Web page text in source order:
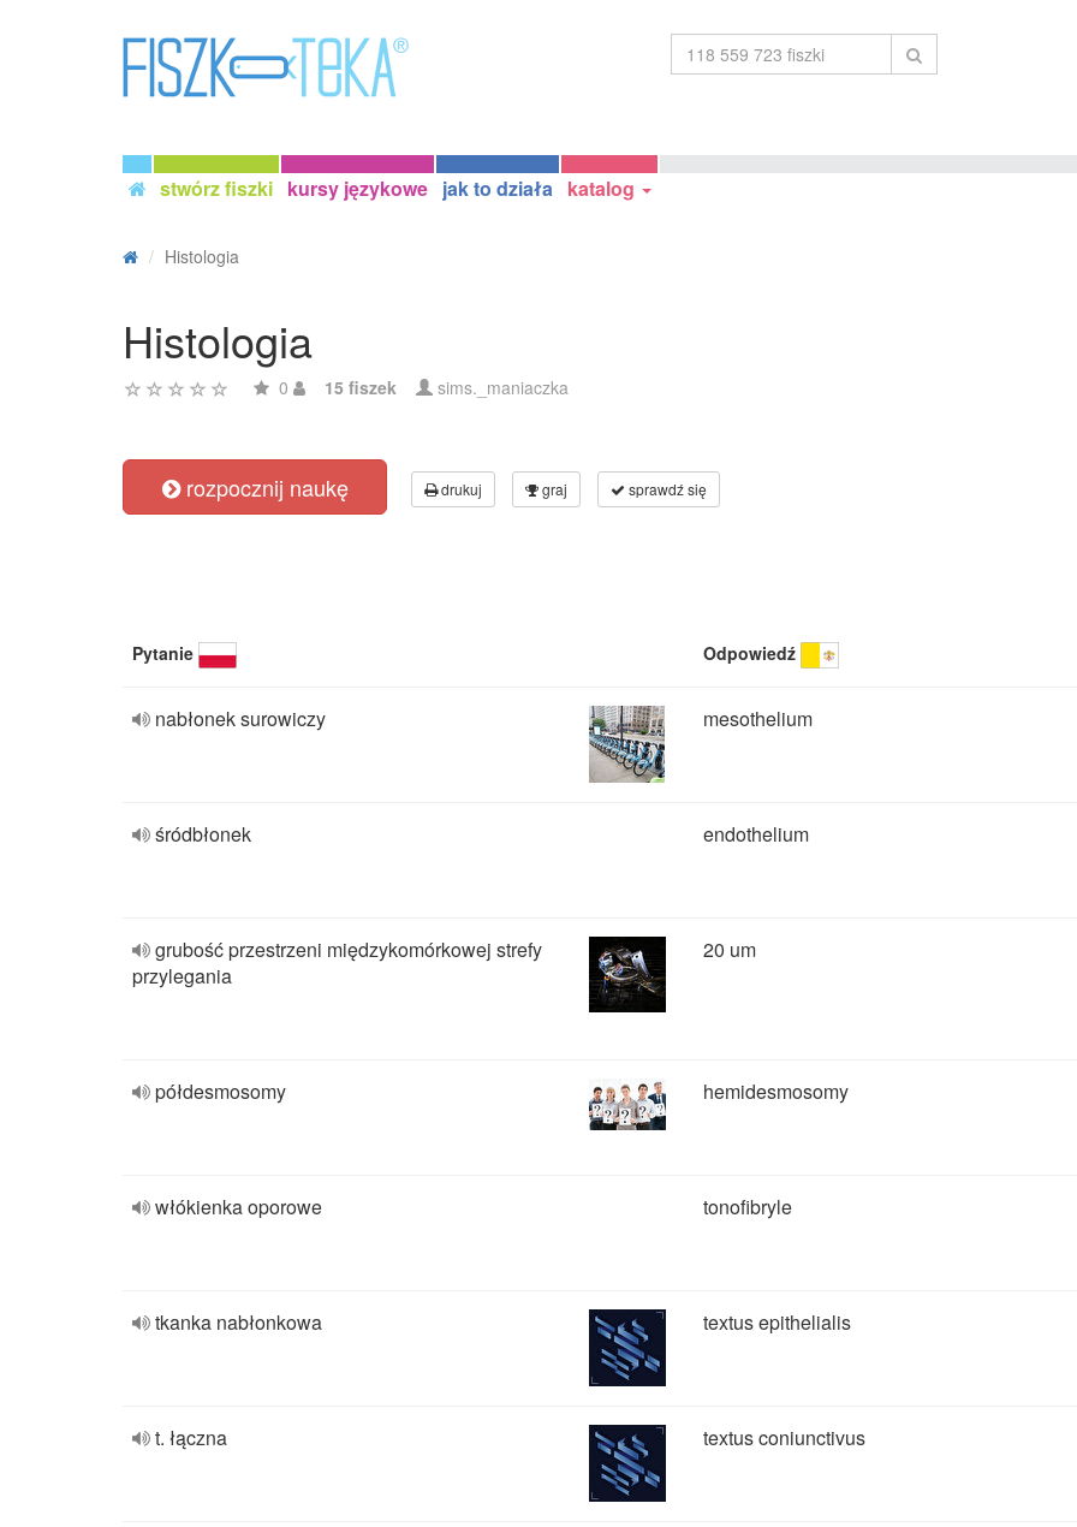
stwórz fiszki kursy językowe jak to działa katalog
Histologia
Histologia
0 15 fiszek sims._maniaczka
rozpocznij naukę drukuj graj sprawdź się
Pytanie Odpowiedź
nabłonek surowiczy mesothelium
śródbłonek endothelium
grubość przestrzeni międzykomórkowej strefy
przylegania
20 um
półdesmosomy hemidesmosomy
włókienka oporowe tonofibryle
tkanka nabłonkowa textus epithelialis
t. łączna textus coniunctivus